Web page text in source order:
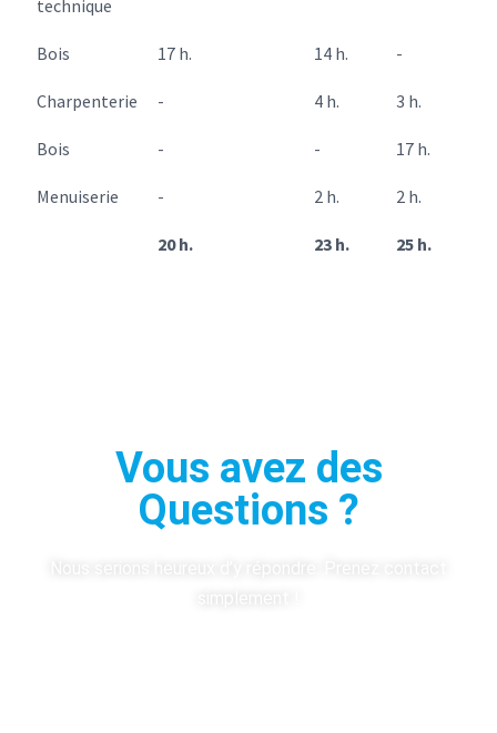
technique
Bois 17 h. 14 h. -
Charpenterie - 4 h. 3 h.
Bois - - 17 h.
Menuiserie - 2 h. 2 h.
20 h. 23 h. 25 h.
Vous avez des
Questions ?